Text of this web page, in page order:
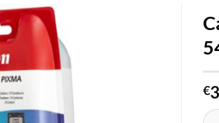
€